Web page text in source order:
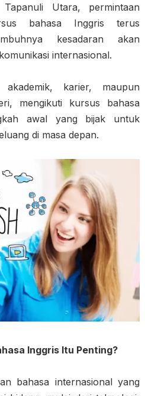
Utara, permintaan
bahasa Inggris terus
kesadaran akan
internasional.
karier, maupun
mengikuti kursus bahasa
awal yang bijak untuk
di masa depan.
Inggris Itu Penting?
bahasa internasional yang